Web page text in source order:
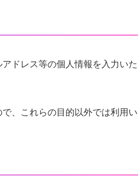
ドレス等の個人情報を入力いた
、これらの目的以外では利用い